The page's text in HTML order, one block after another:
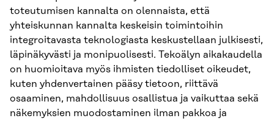
toteutumisen kannalta on olennaista, että
yhteiskunnan kannalta keskeisin toimintoihin
integroitavasta teknologiasta keskustellaan julkisesti,
läpinäkyvästi ja monipuolisesti. Tekoälyn aikakaudella
on huomioitava myös ihmisten tiedolliset oikeudet,
kuten yhdenvertainen pääsy tietoon, riittävä
osaaminen, mahdollisuus osallistua ja vaikuttaa sekä
näkemyksien muodostaminen ilman pakkoa ja